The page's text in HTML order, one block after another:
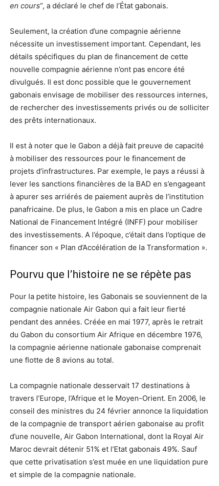
en cours”, a déclaré le chef de l’État gabonais.
Seulement, la création d’une compagnie aérienne
nécessite un investissement important. Cependant, les
détails spécifiques du plan de financement de cette
nouvelle compagnie aérienne n’ont pas encore été
divulgués. Il est donc possible que le gouvernement
gabonais envisage de mobiliser des ressources internes,
de rechercher des investissements privés ou de solliciter
des prêts internationaux.
Il est à noter que le Gabon a déjà fait preuve de capacité
à mobiliser des ressources pour le financement de
projets d’infrastructures. Par exemple, le pays a réussi à
lever les sanctions financières de la BAD en s’engageant
à apurer ses arriérés de paiement auprès de l’institution
panafricaine. De plus, le Gabon a mis en place un Cadre
National de Financement Intégré (INFF) pour mobiliser
des investissements. A l’époque, c’était dans l’optique de
financer son « Plan d’Accélération de la Transformation ».
Pourvu que l’histoire ne se répète pas
Pour la petite histoire, les Gabonais se souviennent de la
compagnie nationale Air Gabon qui a fait leur fierté
pendant des années. Créée en mai 1977, après le retrait
du Gabon du consortium Air Afrique en décembre 1976,
la compagnie aérienne nationale gabonaise comprenait
une flotte de 8 avions au total.
La compagnie nationale desservait 17 destinations à
travers l’Europe, l’Afrique et le Moyen-Orient. En 2006, le
conseil des ministres du 24 février annonce la liquidation
de la compagnie de transport aérien gabonaise au profit
d’une nouvelle, Air Gabon International, dont la Royal Air
Maroc devrait détenir 51% et l’Etat gabonais 49%. Sauf
que cette privatisation s’est muée en une liquidation pure
et simple de la compagnie nationale.